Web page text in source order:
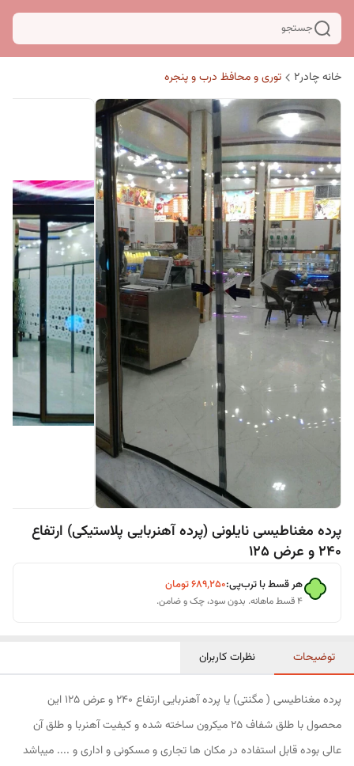
جستجو
خانه چادر۲ توری و محافظ درب و پنجره
پرده مغناطیسی نایلونی (پرده آهنربایی پلاستیکی) ارتفاع
240 و عرض 125
هر قسط با ترب‌پی:۶۸۹٬۲۵۰تومان
۴ قسط ماهانه. بدون سود، چک و ضامن.
توضیحات نظرات کاربران
پرده مغناطیسی ( مگنتی) یا پرده آهنربایی ارتفاع 240 و عرض 125 این
محصول با طلق شفاف 25 میکرون ساخته شده و کیفیت آهنربا و طلق آن
عالی بوده قابل استفاده در مکان ها تجاری و مسکونی و اداری و .... میباشد